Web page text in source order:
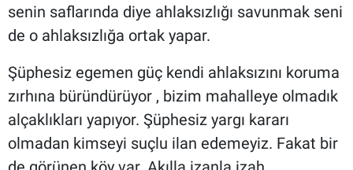
senin saflarında diye ahlaksızlığı savunmak seni
de o ahlaksızlığa ortak yapar.
Şüphesiz egemen güç kendi ahlaksızını koruma
zırhına büründürüyor , bizim mahalleye olmadık
alçaklıkları yapıyor. Şüphesiz yargı kararı
olmadan kimseyi suçlu ilan edemeyiz. Fakat bir